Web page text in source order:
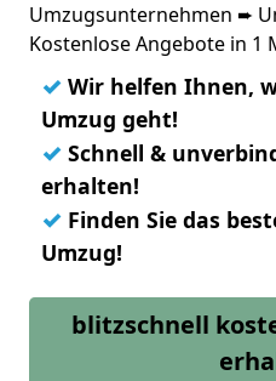
Umzugsunternehmen ➨
Kostenlose Angebote in 1
✓ Wir helfen Ihnen,
Umzug geht!
✓ Schnell &
erhalten!
✓ Finden Sie das
Umzug!
blitzschnell